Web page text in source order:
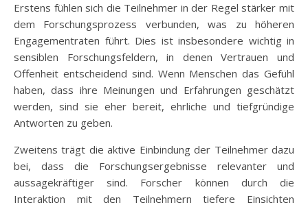
Erstens fühlen sich die Teilnehmer in der Regel stärker mit
dem Forschungsprozess verbunden, was zu höheren
Engagementraten führt. Dies ist insbesondere wichtig in
sensiblen Forschungsfeldern, in denen Vertrauen und
Offenheit entscheidend sind. Wenn Menschen das Gefühl
haben, dass ihre Meinungen und Erfahrungen geschätzt
werden, sind sie eher bereit, ehrliche und tiefgründige
Antworten zu geben.
Zweitens trägt die aktive Einbindung der Teilnehmer dazu
bei, dass die Forschungsergebnisse relevanter und
aussagekräftiger sind. Forscher können durch die
Interaktion mit den Teilnehmern tiefere Einsichten